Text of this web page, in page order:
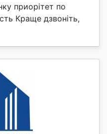
приорітет по
Краще дзвоніть,